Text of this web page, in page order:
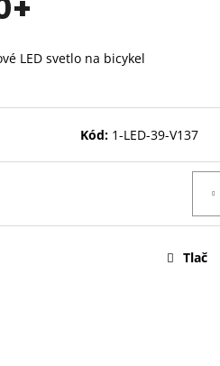
LED svetlo na bicykel
Kód: 1-LED-39-V137
Tlač